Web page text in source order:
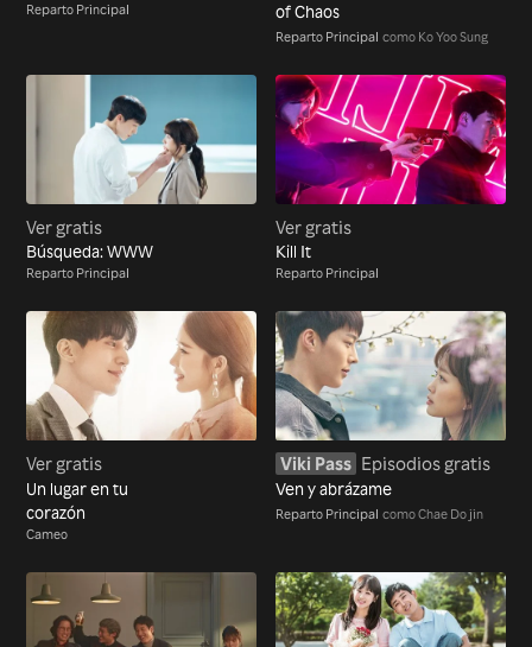
Reparto Principal
of Chaos
Reparto Principal como Ko Yoo Sung
Ver gratis
Búsqueda: WWW
Reparto Principal
Ver gratis
Kill It
Reparto Principal
Ver gratis
Un lugar en tu
corazón
Cameo
Viki Pass Episodios gratis
Ven y abrázame
Reparto Principal como Chae Do jin